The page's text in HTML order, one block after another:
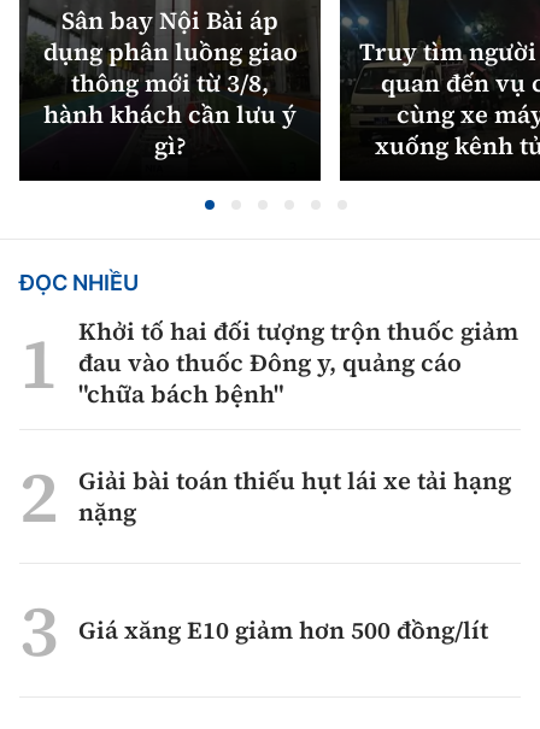
Sân bay Nội Bài áp
dụng phân luồng giao
thông mới từ 3/8,
hành khách cần lưu ý
gì?
Truy tìm
quan đến vụ
cùng xe
xuống kênh
ĐỌC NHIỀU
Khởi tố hai đối tượng trộn thuốc giảm
đau vào thuốc Đông y, quảng cáo
"chữa bách bệnh"
Giải bài toán thiếu hụt lái xe tải hạng
nặng
Giá xăng E10 giảm hơn 500 đồng/lít